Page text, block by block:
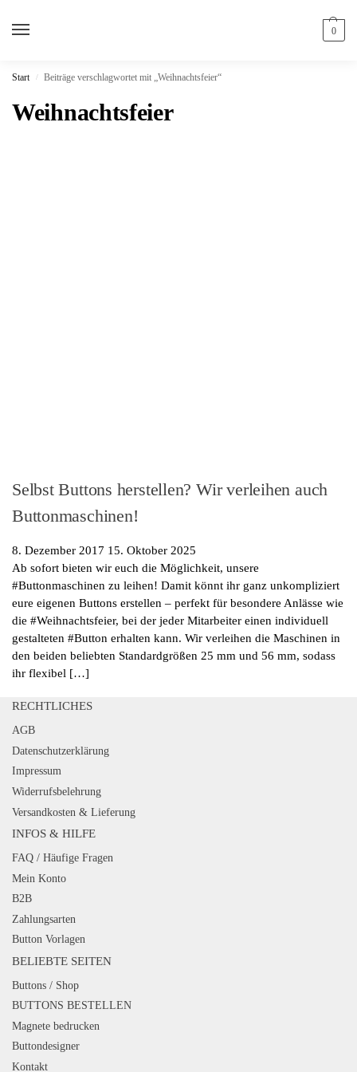
0
Start / Beiträge verschlagwortet mit „Weihnachtsfeier“
Weihnachtsfeier
Selbst Buttons herstellen? Wir verleihen auch
Buttonmaschinen!
8. Dezember 2017 15. Oktober 2025
Ab sofort bieten wir euch die Möglichkeit, unsere
#Buttonmaschinen zu leihen! Damit könnt ihr ganz unkompliziert
eure eigenen Buttons erstellen – perfekt für besondere Anlässe wie
die #Weihnachtsfeier, bei der jeder Mitarbeiter einen individuell
gestalteten #Button erhalten kann. Wir verleihen die Maschinen in
den beiden beliebten Standardgrößen 25 mm und 56 mm, sodass
ihr flexibel […]
RECHTLICHES
AGB
Datenschutzerklärung
Impressum
Widerrufsbelehrung
Versandkosten & Lieferung
INFOS & HILFE
FAQ / Häufige Fragen
Mein Konto
B2B
Zahlungsarten
Button Vorlagen
BELIEBTE SEITEN
Buttons / Shop
BUTTONS BESTELLEN
Magnete bedrucken
Buttondesigner
Kontakt